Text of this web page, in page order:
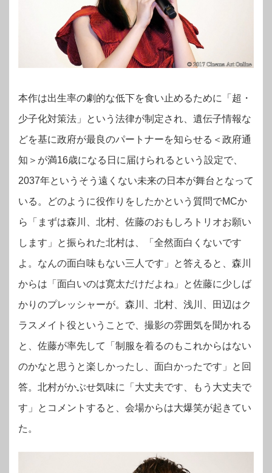
本作は出生率の劇的な低下を食い止めるために「超・
少子化対策法」という法律が制定され、遺伝子情報な
どを基に政府が最良のパートナーを知らせる＜政府通
知＞が満16歳になる日に届けられるという設定で、
2037年というそう遠くない未来の日本が舞台となって
いる。どのように役作りをしたかという質問でMCか
ら「まずは森川、北村、佐藤のおもしろトリオお願い
します」と振られた北村は、「全然面白くないです
よ。なんの面白味もない三人です」と答えると、森川
からは「面白いのは寛太だけだよね」と佐藤に少しば
かりのプレッシャーが。森川、北村、浅川、田辺はク
ラスメイト役ということで、撮影の雰囲気を聞かれる
と、佐藤が率先して「制服を着るのもこれからはない
のかなと思うと楽しかったし、面白かったです」と回
答。北村がかぶせ気味に「大丈夫です、もう大丈夫で
す」とコメントすると、会場からは大爆笑が起きてい
た。